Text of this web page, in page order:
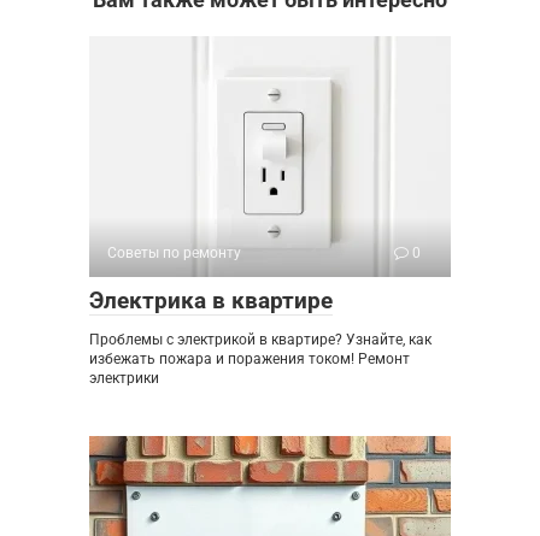
Советы по ремонту 0
Электрика в квартире
Проблемы с электрикой в квартире? Узнайте, как
избежать пожара и поражения током! Ремонт
электрики